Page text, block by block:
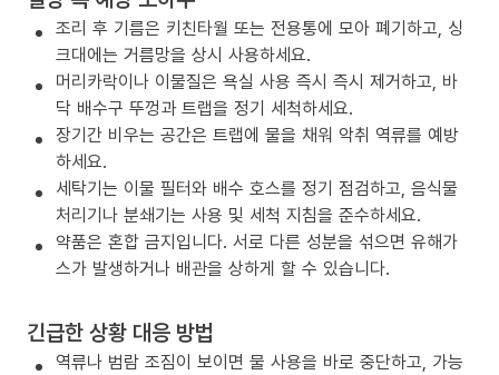
조리 후 기름은 키친타월 또는 전용통에 모아 폐기하고, 싱
크대에는 거름망을 상시 사용하세요.
머리카락이나 이물질은 욕실 사용 즉시 즉시 제거하고, 바
닥 배수구 뚜껑과 트랩을 정기 세척하세요.
장기간 비우는 공간은 트랩에 물을 채워 악취 역류를 예방
하세요.
세탁기는 이물 필터와 배수 호스를 정기 점검하고, 음식물
처리기나 분쇄기는 사용 및 세척 지침을 준수하세요.
약품은 혼합 금지입니다. 서로 다른 성분을 섞으면 유해가
스가 발생하거나 배관을 상하게 할 수 있습니다.
긴급한 상황 대응 방법
역류나 범람 조짐이 보이면 물 사용을 바로 중단하고, 가능